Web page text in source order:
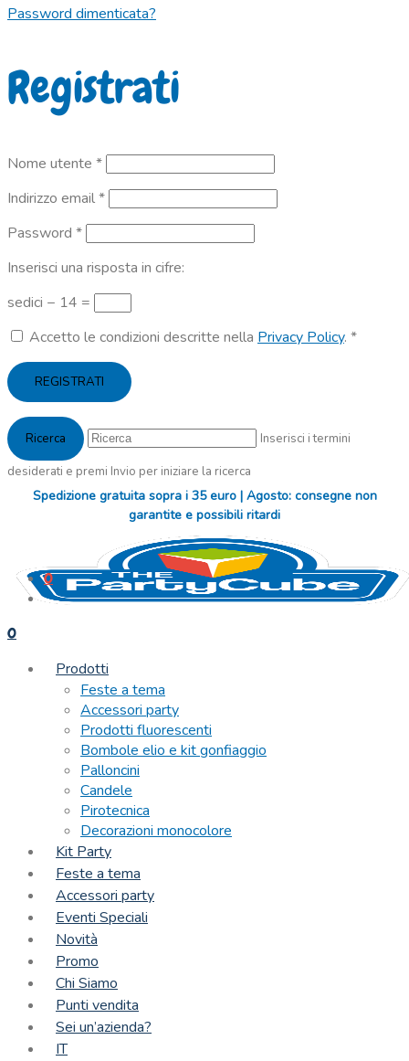
Password dimenticata?
Registrati
Nome utente *Richiesto
Indirizzo email*Richiesto
Password *Richiesto
Inserisci una risposta in cifre:
sedici − 14 =
Accetto le condizioni descritte nella Privacy Policy. *
REGISTRATI
Inserisci i termini
desiderati e premi Invio per iniziare la ricerca
Spedizione gratuita sopra i 35 euro | Agosto: consegne non
garantite e possibili ritardi
0
0
Prodotti
Feste a tema
Accessori party
Prodotti fluorescenti
Bombole elio e kit gonfiaggio
Palloncini
Candele
Pirotecnica
Decorazioni monocolore
Kit Party
Feste a tema
Accessori party
Eventi Speciali
Novità
Promo
Chi Siamo
Punti vendita
Sei un’azienda?
IT